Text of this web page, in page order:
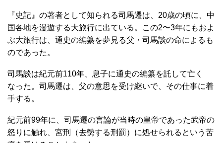
『史記』の著者として知られる司馬遷は、20歳の頃に、中
国各地を漫遊する大旅行に出ている。この2〜3年にもおよ
ぶ大旅行は、通史の編纂を夢見る父・司馬談の命によるも
のであった。
司馬談は紀元前110年、息子に通史の編纂を託して亡く
なった。司馬遷は、父の意思を受け継いで、その仕事に着
手する。
紀元前99年に、司馬遷の言論が当時の皇帝であった武帝の
怒りに触れ、宮刑（去勢する刑罰）に処せられるという苦